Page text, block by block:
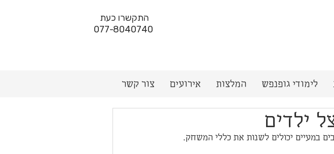
התקשרו כעת
077-8040740
לימודי גופנפש המלצות אירועים צור קשר
ילדים
במעיים יכולים לשנות את כללי המשחק.